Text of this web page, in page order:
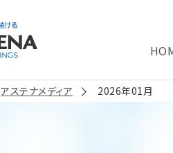
アステナメディア 2026年01月